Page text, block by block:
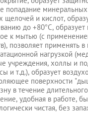
попадание
щелочей и кислот,
до +80°С, образует
к мытью (с
позволяет применять
нагрузкой
учреждения, холлы и
и т.д.), образует
поверхности
в течение
удобная в работе,
чистая, без